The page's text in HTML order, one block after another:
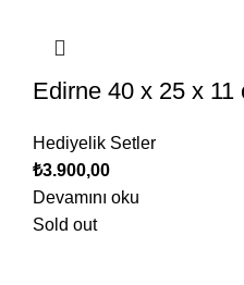
Edirne 40 x 25 x
Hediyelik Setler
₺3.900,00
Devamını oku
Sold out